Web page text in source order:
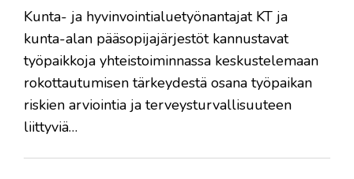
Kunta- ja hyvinvointialuetyönantajat KT ja
kunta-alan pääsopijajärjestöt kannustavat
työpaikkoja yhteistoiminnassa keskustelemaan
rokottautumisen tärkeydestä osana työpaikan
riskien arviointia ja terveysturvallisuuteen
liittyviä…